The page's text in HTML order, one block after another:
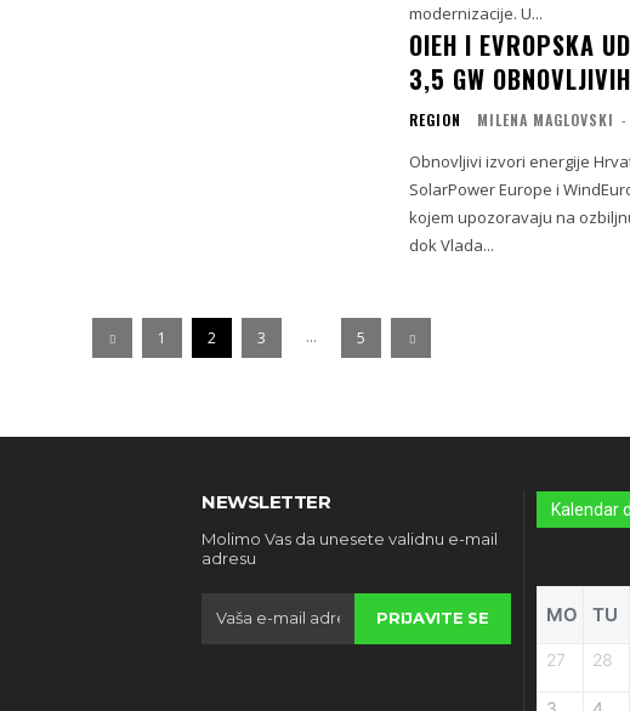
modernizacije. U...
OIEH I EVROPSKA
3,5 GW
REGION MILENA MAGLOVSKI -
Obnovljivi izvori energije
SolarPower Europe i
kojem upozoravaju na
dok Vlada...
1 2 3 ... 5
NEWSLETTER
Molimo Vas da unesete validnu e-mail
adresu
PRIJAVITE SE
Kalendar
MO TU
27 28